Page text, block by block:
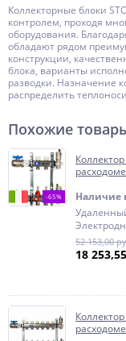
Коллекторные блоки
контролем, проходя
оборудования.
обладают рядом
конструкции,
блока, варианты
разводки. Назначение
распределить
Похожие
-65%
Наличие
52 153,00
18 253,55